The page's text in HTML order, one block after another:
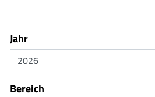
Jahr
Bereich